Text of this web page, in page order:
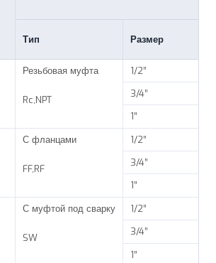
Тип Размер
Резьбовая муфта
Rc,NPT
1/2”
3/4”
1”
С фланцами
FF,RF
1/2”
3/4”
1”
С муфтой под сварку
SW
1/2”
3/4”
1”